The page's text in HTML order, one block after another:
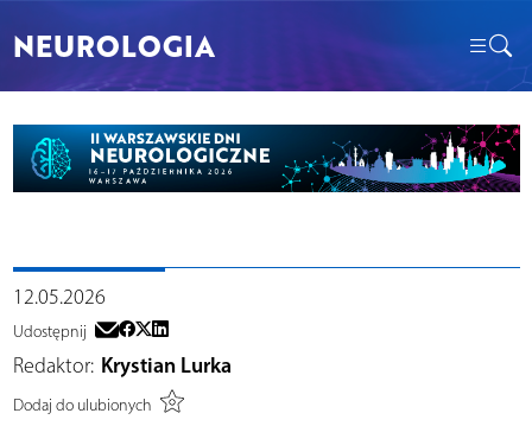
NEUROLOGIA
12.05.2026
Udostępnij
Redaktor: Krystian Lurka
Dodaj do ulubionych